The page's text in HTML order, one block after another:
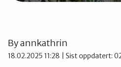
Trøndelag
Byannkathrin
18.02.2025 11:28 | Sist oppdatert: